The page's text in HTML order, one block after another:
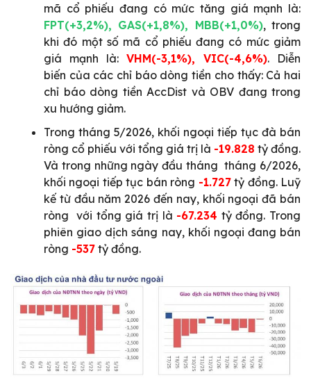
mã cổ phiếu đang có mức tăng giá mạnh là:
FPT(+3,2%), GAS(+1,8%), MBB(+1,0%), trong
khi đó một số mã cổ phiếu đang có mức giảm
giá mạnh là: VHM(-3,1%), VIC(-4,6%). Diễn
biến của các chỉ báo dòng tiền cho thấy: Cả hai
chỉ báo dòng tiền AccDist và OBV đang trong
xu hướng giảm.
Trong tháng 5/2026, khối ngoại tiếp tục đà bán
ròng cổ phiếu với tổng giá trị là -19.828 tỷ đồng.
Và trong những ngày đầu tháng tháng 6/2026,
khối ngoại tiếp tục bán ròng -1.727tỷ đồng. Luỹ
kế từ đầu năm 2026 đến nay, khối ngoại đã bán
ròng với tổng giá trị là -67.234 tỷ đồng. Trong
phiên giao dịch sáng nay, khối ngoại đang bán
ròng -537 tỷ đồng.